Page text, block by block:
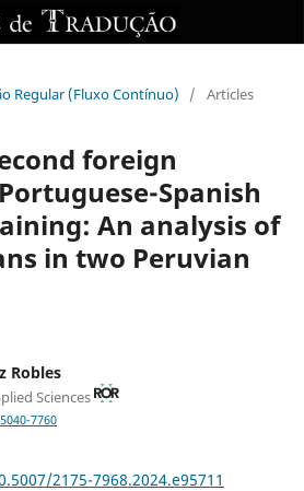
Regular (Fluxo Contínuo)
/ Articles
foreign
Spanish
An analysis of
in two Peruvian
Robles
Sciences
7760
2175-7968.2024.e95711